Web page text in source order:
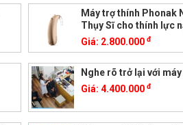
Máy trợ thính Phonak
Thụy Sĩ cho thính lực
Giá: 2.800.000đ
Nghe rõ trở lại với
Giá:4.400.000đ